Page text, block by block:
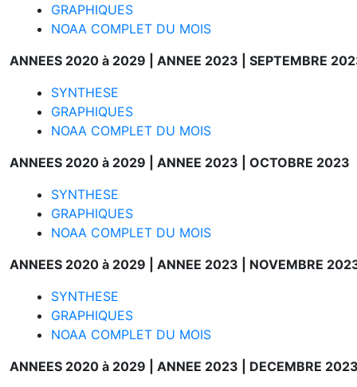
GRAPHIQUES
NOAA COMPLET DU MOIS
ANNEES 2020 à 2029 | ANNEE 2023 | SEPTEMBRE
SYNTHESE
GRAPHIQUES
NOAA COMPLET DU MOIS
ANNEES 2020 à 2029 | ANNEE 2023 | OCTOBRE 2023
SYNTHESE
GRAPHIQUES
NOAA COMPLET DU MOIS
ANNEES 2020 à 2029 | ANNEE 2023 | NOVEMBRE
SYNTHESE
GRAPHIQUES
NOAA COMPLET DU MOIS
ANNEES 2020 à 2029 | ANNEE 2023 | DECEMBRE